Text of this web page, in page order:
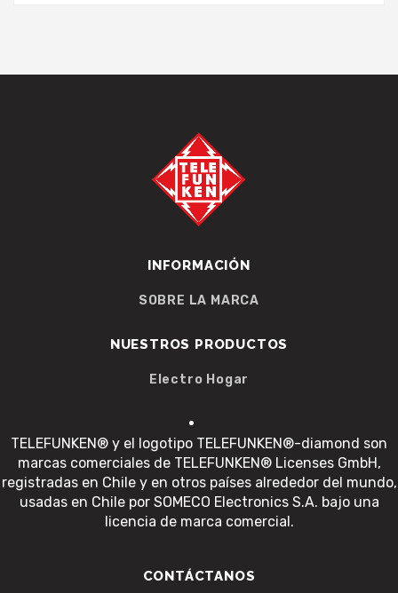
INFORMACIÓN
SOBRE LA MARCA
NUESTROS PRODUCTOS
Electro Hogar
TELEFUNKEN® y el logotipo TELEFUNKEN®-diamond son
marcas comerciales de TELEFUNKEN® Licenses GmbH,
registradas en Chile y en otros países alrededor del mundo,
usadas en Chile por SOMECO Electronics S.A. bajo una
licencia de marca comercial.
CONTÁCTANOS